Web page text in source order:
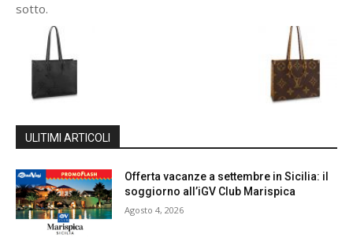
sotto.
ULITIMI ARTICOLI
Offerta vacanze a settembre in Sicilia: il
soggiorno all’iGV Club Marispica
Agosto 4, 2026